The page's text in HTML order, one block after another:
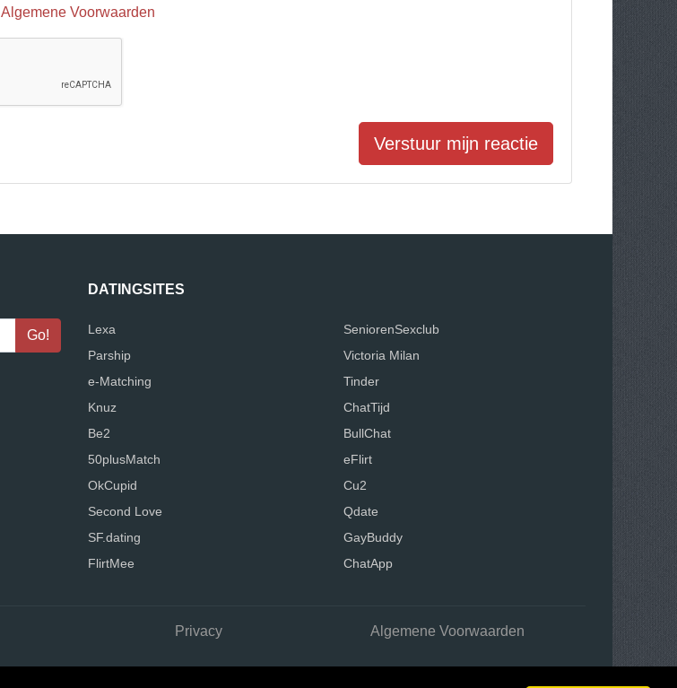
Algemene Voorwaarden
Verstuur mijn reactie
DATINGSITES
Lexa
Parship
e-Matching
Knuz
Be2
50plusMatch
OkCupid
Second Love
SF.dating
FlirtMee
SeniorenSexclub
Victoria Milan
Tinder
ChatTijd
BullChat
eFlirt
Cu2
Qdate
GayBuddy
ChatApp
Privacy Algemene Voorwaarden